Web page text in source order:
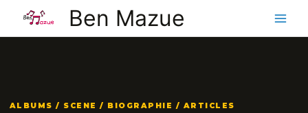
contenu
Ben Mazue
ALBUMS / SCENE / BIOGRAPHIE / ARTICLES